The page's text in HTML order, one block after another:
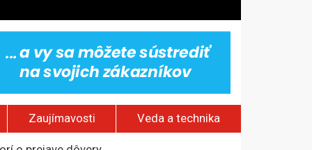
Zaujímavosti Veda a technika